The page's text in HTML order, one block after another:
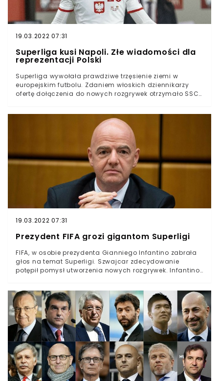
19.03.2022 07:31
Superliga kusi Napoli. Złe wiadomości dla
reprezentacji Polski
Superliga wywołała prawdziwe trzęsienie ziemi w
europejskim futbolu. Zdaniem włoskich dziennikarzy
ofertę dołączenia do nowych rozgrywek otrzymało SSC
problem dla naszej reprezentacji.
19.03.2022 07:31
Prezydent FIFA grozi gigantom Superligi
FIFA, w osobie prezydenta Gianniego Infantino zabrała
głos na temat Superligi. Szwajcar zdecydowanie
potępił pomysł utworzenia nowych rozgrywek. Infantino